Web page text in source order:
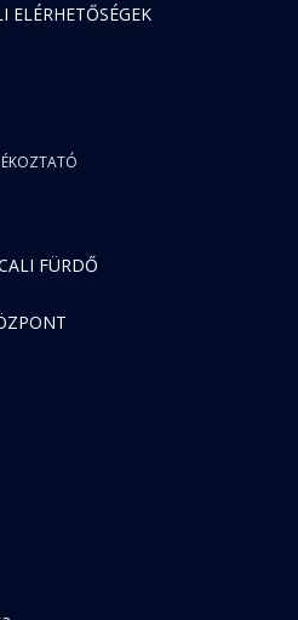
ELÉRHETŐSÉGEK
FÜRDŐ